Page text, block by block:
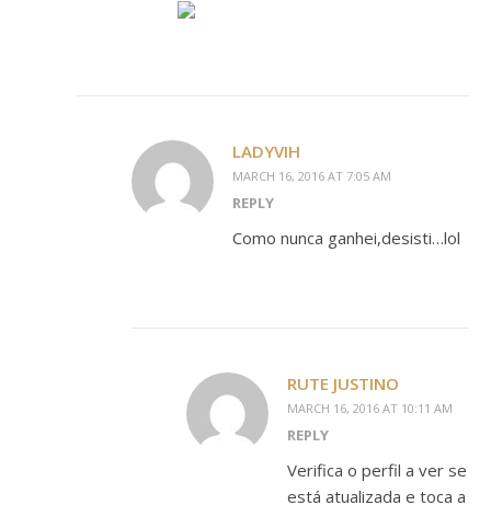
LADYVIH
MARCH 16, 2016 AT 7:05 AM
REPLY
Como nunca ganhei,desisti…lol
RUTE JUSTINO
MARCH 16, 2016 AT 10:11 AM
REPLY
Verifica o perfil a ver se
está atualizada e toca a